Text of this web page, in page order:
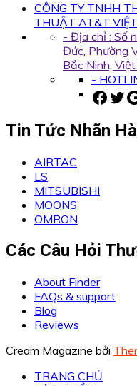
CÔNG TY TNHH
THUẬT AT&T
- Địa chỉ : Số
Đức, Phường
Bắc Ninh,
-
Tin Tức Nhãn
AIRTAC
LS
MITSUBISHI
MOONS’
OMRON
Các Câu Hỏi
About Finder
FAQs & support
Blog
Reviews
Cream Magazine bởi
TRANG CHỦ